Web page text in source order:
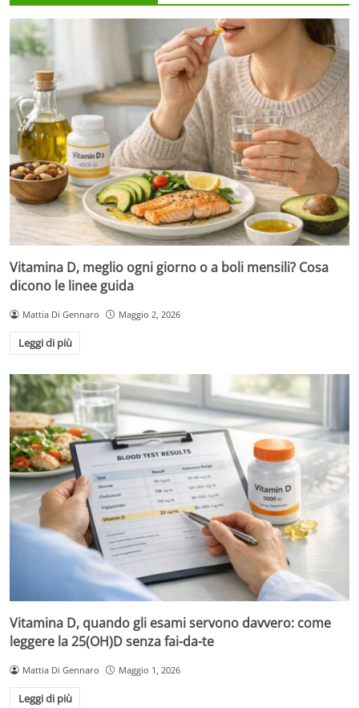
Vitamina D, meglio ogni giorno o a boli mensili? Cosa
dicono le linee guida
Mattia Di Gennaro Maggio 2, 2026
Leggi di più
Vitamina D, quando gli esami servono davvero: come
leggere la 25(OH)D senza fai-da-te
Mattia Di Gennaro Maggio 1, 2026
Leggi di più